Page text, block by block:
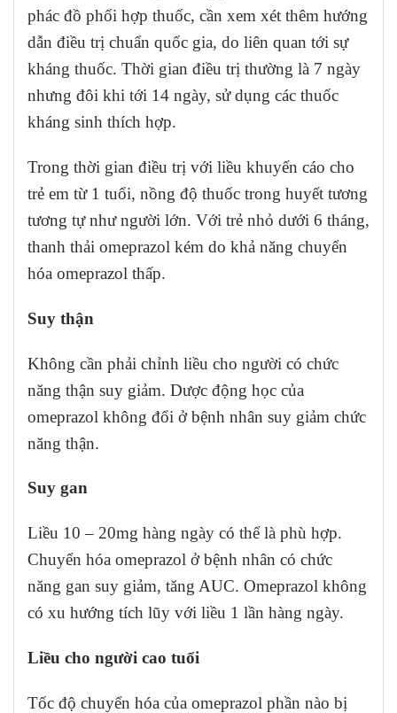
phác đồ phối hợp thuốc, cần xem xét thêm hướng
dẫn điều trị chuẩn quốc gia, do liên quan tới sự
kháng thuốc. Thời gian điều trị thường là 7 ngày
nhưng đôi khi tới 14 ngày, sử dụng các thuốc
kháng sinh thích hợp.
Trong thời gian điều trị với liều khuyến cáo cho
trẻ em từ 1 tuổi, nồng độ thuốc trong huyết tương
tương tự như người lớn. Với trẻ nhỏ dưới 6 tháng,
thanh thải omeprazol kém do khả năng chuyển
hóa omeprazol thấp.
Suy thận
Không cần phải chỉnh liều cho người có chức
năng thận suy giảm. Dược động học của
omeprazol không đổi ở bệnh nhân suy giảm chức
năng thận.
Suy gan
Liều 10 – 20mg hàng ngày có thể là phù hợp.
Chuyển hóa omeprazol ở bệnh nhân có chức
năng gan suy giảm, tăng AUC. Omeprazol không
có xu hướng tích lũy với liều 1 lần hàng ngày.
Liều cho người cao tuổi
Tốc độ chuyển hóa của omeprazol phần nào bị